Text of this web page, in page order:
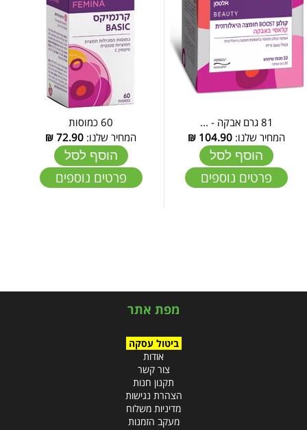
81 גרם אבקה - ...
המחיר שלנו: 104.90
₪
הוסף לסל
פרטים נוספים
60 כמוסות
המחיר שלנו: 72.90
₪
הוסף לסל
פרטים נוספים
מפת אתר
ביטול עסקה
אודות
צור קשר
תקנון חנות
הצהרת נגישות
מדיניות משלוח
מעקב הזמנות